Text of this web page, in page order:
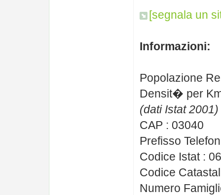
[segnala un
Informazioni:
Popolazione
Densit� per
(dati Istat 2001)
CAP : 03040
Prefisso
Codice Istat :
Codice
Numero